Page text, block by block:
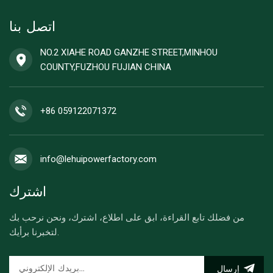
اتصل بنا
NO.2 XIAHE ROAD GANZHE STREET,MINHOU
COUNTY,FUZHOU FUJIAN CHINA
+86 059122071372
info@lehuipowerfactory.com
اشترك
من فضلك تابع القراءة، ابق على اطلاع، اشترك، ونحن نرحب بك
لتخبرنا برأيك.
إرسال